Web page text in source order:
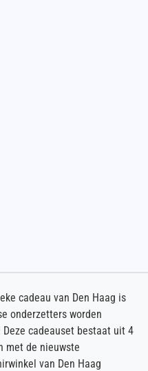
cadeau van Den Haag is
onderzetters worden
cadeauset bestaat uit 4
met de nieuwste
van Den Haag